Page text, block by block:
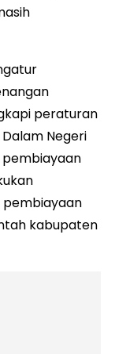
peraturan
Negeri
pembiayaan
kabupaten